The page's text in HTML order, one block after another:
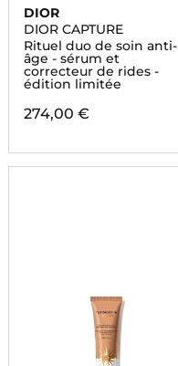
DIOR
DIOR CAPTURE
Rituel duo de soin anti-
âge - sérum et
correcteur de rides -
édition limitée
274,00 €